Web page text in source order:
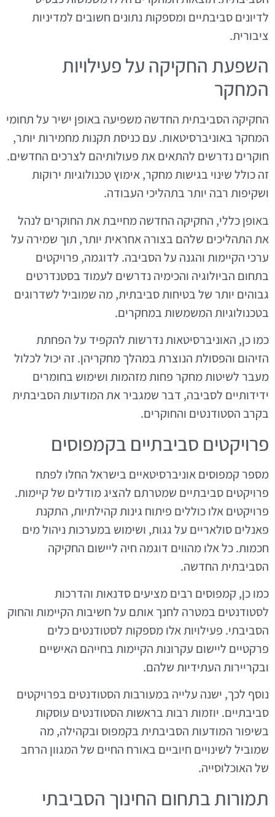
לדיונים סביבתיים ומספקות נתונים חשובים למדיניות
ציבורית.
השפעת החקיקה על פעילויות
המחקר
החקיקה הסביבתית החדשה משפיעה באופן ישיר על תחומי
המחקר באוניברסיטאות. עם כניסת תקנות מחמירות יותר,
חוקרים נדרשים להתאים את פעולותיהם לצרכים החדשים.
זה כולל שינוי בגישות מחקר, אימוץ טכנולוגיות ירוקות
ושקיפות רבה יותר בתהליכי העבודה.
באופן כללי, החקיקה החדשה מחייבת את החוקרים לנהל
את התהליכים שלהם בצורה אחראית יותר, תוך שמירה על
ערכי הקיימות והגנה על הסביבה. לדוגמה, פרויקטים
בתחום הביולוגיה והכימיה נדרשים לעמוד בסטנדרטים
גבוהים יותר של בטיחות סביבתית, מה שמוביל לשדרוגים
בטכנולוגיות המשמשות במחקרים.
כמו כן, האוניברסיטאות נדרשות להקפיד על הפחתת
הזיהום והפסולת הנוצרת במהלך מחקריהן. זה יכול לכלול
מעבר לשיטות מחקר פחות מזהמות ושימוש בחומרים
ידידותיים לסביבה, דבר שמגביר את המודעות הסביבתית
בקרב הסטודנטים והחוקרים.
פרויקטים סביבתיים בקמפוסים
מספר קמפוסים אוניברסיטאיים בישראל החלו לפתח
פרויקטים סביבתיים שמטרתם להציג מודלים של קיימות.
פרויקטים אלו כוללים פיתוח גינות קהילתיות, התקנת
פאנלים סולאריים על גגות, ושימוש במערכות ניהול מים
חכמות. כל אלו מהווים דוגמה חיה ליישום החקיקה
הסביבתית החדשה.
כמו כן, קמפוסים רבים מציעים סדנאות והדרכות
לסטודנטים במטרה לחנך אותם על חשיבות הקיימות והחוק
הסביבתי. פעילויות אלו מספקות לסטודנטים כלים
פרקטיים ליישום עקרונות הקיימות בחייהם האישיים
ובקריירות העתידיות שלהם.
נוסף לכך, ישנה עלייה במעורבות הסטודנטים בפרויקטים
סביבתיים. יוזמות רבות בראשות הסטודנטים עוסקות
בשיפור המודעות הסביבתית בקמפוס ובקהילה, מה
שמוביל לשינויים חיוביים באורח החיים של המגוון הרחב
של האוכלוסייה.
תמורות בתחום החינוך הסביבתי